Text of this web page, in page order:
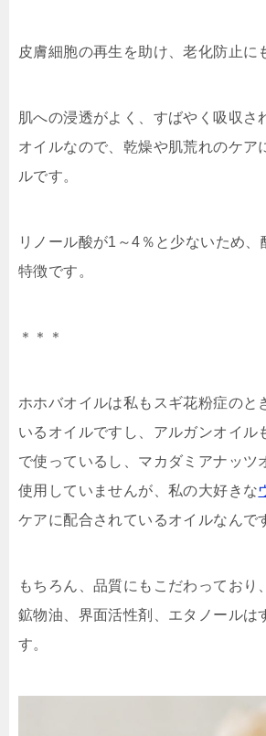
皮膚細胞の再生を助け、老化防止に
肌への浸透がよく、すばやく吸収さ
オイルなので、 乾燥や肌荒れのケア
ルです。
リノール酸が1～4％と少ないため、
特徴です。
＊＊＊
ホホバオイルは私もスギ花粉症のと
いるオイルですし、アルガンオイル
で使っているし、マカダミアナッツ
使用していませんが、私の大好きな
ケアに配合されているオイルなんで
もちろん、品質にもこだわっており
鉱物油、界面活性剤、エタノールは
す。